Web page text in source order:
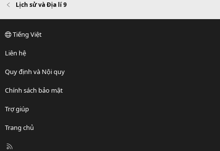
Lịch sử và Địa lí 9
Tiếng Việt
Liên hệ
Quy định và Nội quy
Chính sách bảo mật
Trợ giúp
Trang chủ
R